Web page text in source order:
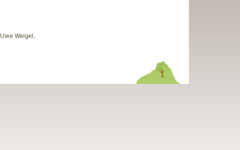
Uwe Weigel.